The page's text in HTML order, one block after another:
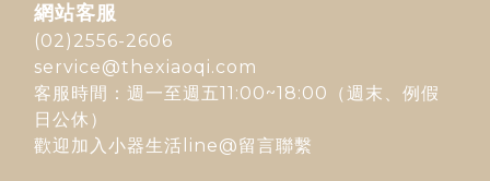
網站客服
(02)2556-2606
service@thexiaoqi.com
客服時間：週一至週五11:00~18:00（週末、例假
日公休）
歡迎加入 小器生活line@留言聯繫